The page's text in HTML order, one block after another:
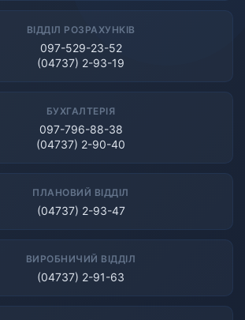
ВІДДІЛ РОЗРАХУНКІВ
097-529-23-52
(04737) 2-93-19
БУХГАЛТЕРІЯ
097-796-88-38
(04737) 2-90-40
ПЛАНОВИЙ ВІДДІЛ
(04737) 2-93-47
ВИРОБНИЧИЙ ВІДДІЛ
(04737) 2-91-63